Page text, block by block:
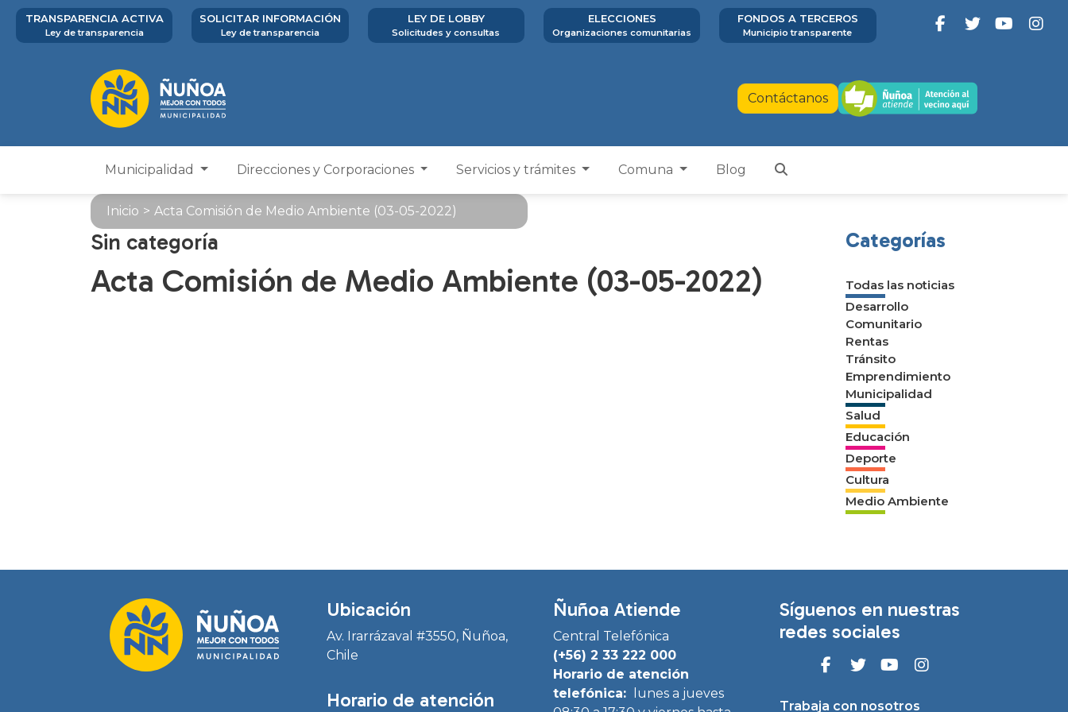
TRANSPARENCIA ACTIVA
Ley de transparencia
SOLICITAR INFORMACIÓN
Ley de transparencia
LEY DE LOBBY
Solicitudes y consultas
ELECCIONES
Organizaciones comunitarias
FONDOS A TERCEROS
Municipio transparente
Contáctanos
Municipalidad Direcciones y Corporaciones Servicios y trámites Comuna Blog
Inicio > Acta Comisión de Medio Ambiente (03-05-2022)
Sin categoría
Acta Comisión de Medio Ambiente (03-05-2022)
Categorías
Todas las noticias
Desarrollo
Comunitario
Rentas
Tránsito
Emprendimiento
Municipalidad
Salud
Educación
Deporte
Cultura
Medio Ambiente
Ubicación
Av. Irarrázaval #3550, Ñuñoa,
Chile
Horario de atención
Ñuñoa Atiende
Central Telefónica
(+56) 2 33 222 000
Horario de atención
telefónica:
lunes a jueves
Síguenos en nuestras
redes sociales
Trabaja con nosotros